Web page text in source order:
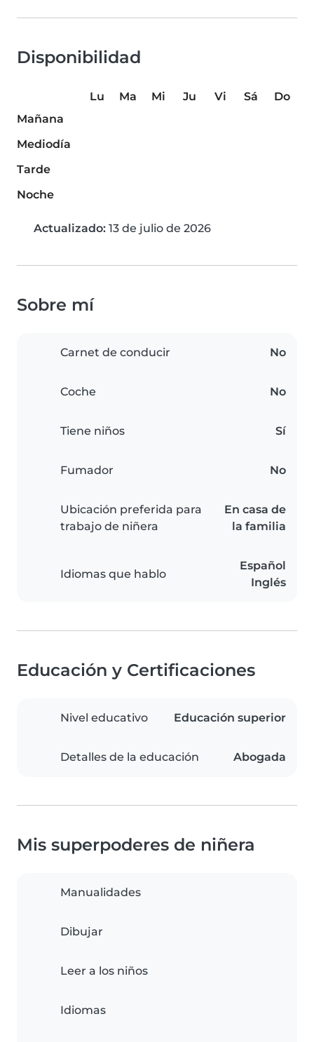
Disponibilidad
Lu Ma Mi Ju Vi Sá
Do
Mañana
Mediodía
Tarde
Noche
Actualizado: 13 de julio de 2026
Sobre mí
Carnet de conducir No
Coche No
Tiene niños Sí
Fumador No
Ubicación preferida para
trabajo de niñera
En casa de
la familia
Idiomas que hablo
Español
Inglés
Educación y Certificaciones
Nivel educativo Educación superior
Detalles de la educación Abogada
Mis superpoderes de niñera
Manualidades
Dibujar
Leer a los niños
Idiomas